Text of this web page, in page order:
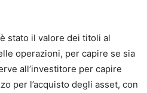
stato il valore dei titoli al
operazioni, per capire se sia
all’investitore per capire
per l’acquisto degli asset, con